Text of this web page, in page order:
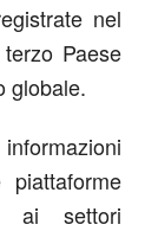
nel
Paese
globale.
ai settori